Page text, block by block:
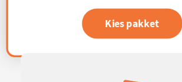
Kies pakket